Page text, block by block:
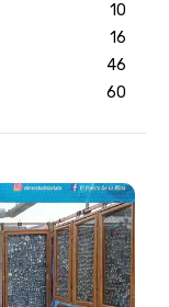
10
16
46
60